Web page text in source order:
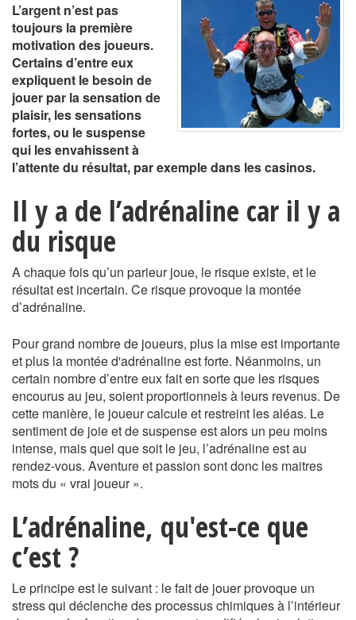
L’argent n’est pas
toujours la première
motivation des joueurs.
Certains d’entre eux
expliquent le besoin de
jouer par la sensation de
plaisir, les sensations
fortes, ou le suspense
qui les envahissent à
l’attente du résultat, par exemple dans les casinos.
Il y a de l’adrénaline car il y a
du risque
A chaque fois qu’un parieur joue, le risque existe, et le
résultat est incertain. Ce risque provoque la montée
d’adrénaline.
Pour grand nombre de joueurs, plus la mise est importante
et plus la montée d'adrénaline est forte. Néanmoins, un
certain nombre d’entre eux fait en sorte que les risques
encourus au jeu, soient proportionnels à leurs revenus. De
cette manière, le joueur calcule et restreint les aléas. Le
sentiment de joie et de suspense est alors un peu moins
intense, mais quel que soit le jeu, l’adrénaline est au
rendez-vous. Aventure et passion sont donc les maitres
mots du « vrai joueur ».
L’adrénaline, qu'est-ce que
c’est ?
Le principe est le suivant : le fait de jouer provoque un
stress qui déclenche des processus chimiques à l’intérieur